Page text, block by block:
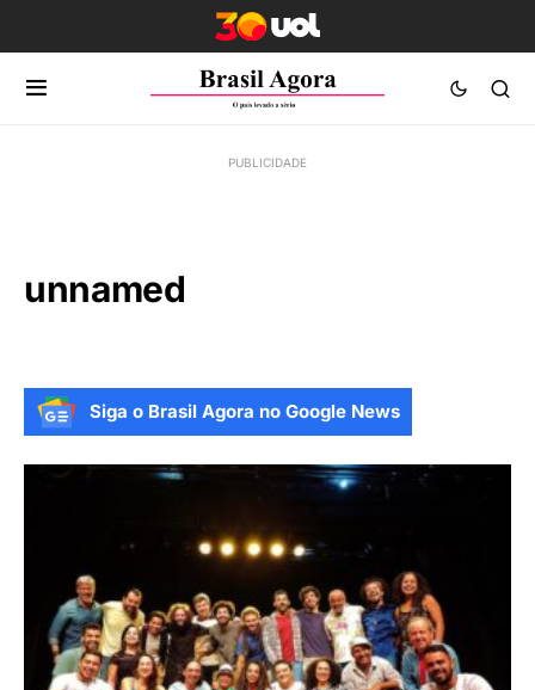
unnamed
Siga o Brasil Agora no Google News